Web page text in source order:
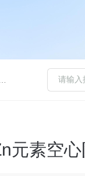
元素空心